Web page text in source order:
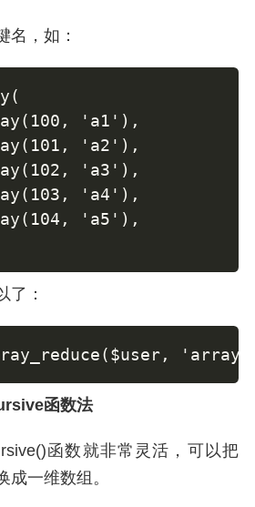
名，如：
'a1'),
'a2'),
'a3'),
'a4'),
'a5'),
了：
函数法
函数就非常灵活，可以把
成一维数组。